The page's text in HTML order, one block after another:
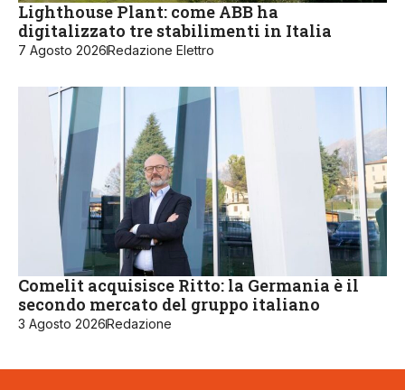
Lighthouse Plant: come ABB ha
digitalizzato tre stabilimenti in Italia
7 Agosto 2026Redazione Elettro
Comelit acquisisce Ritto: la Germania è il
secondo mercato del gruppo italiano
3 Agosto 2026Redazione